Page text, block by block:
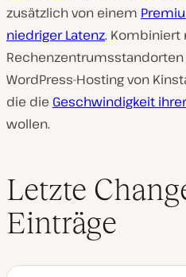
zusätzlich von einem
niedriger Latenz. Kombiniert
WordPress-Hosting von
die die Geschwindigkeit
wollen.
Letzte
Einträge